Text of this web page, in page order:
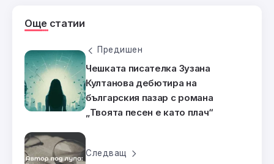
Още статии
Предишен
Чешката писателка Зузана
Култанова дебютира на
българския пазар с романа
„Твоята песен е като плач“
Следващ